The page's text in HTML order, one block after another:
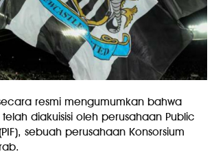
resmi mengumumkan bahwa
diakuisisi oleh perusahaan Public
sebuah perusahaan Konsorsium